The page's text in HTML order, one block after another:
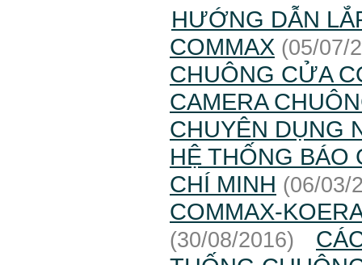
HƯỚNG DẪN
COMMAX (05/07/
CHUÔNG CỬA
CAMERA
CHUYÊN DỤNG
HỆ THỐNG BÁO
CHÍ MINH (06/03/
COMMAX-KOERA
(30/08/2016)